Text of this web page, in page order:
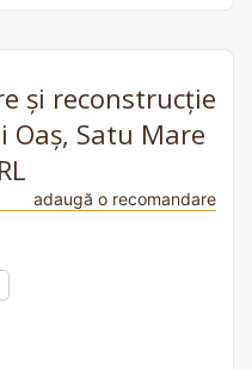
și reconstrucție
Oaș, Satu Mare
adaugă o recomandare